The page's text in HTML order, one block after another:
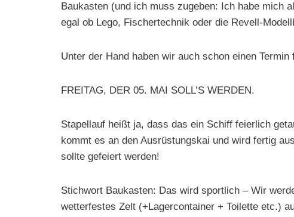
Baukasten (und ich muss zugeben: Ich habe mich
egal ob Lego, Fischertechnik oder die Revell-
Unter der Hand haben wir auch schon einen Termin
FREITAG, DER 05. MAI SOLL’S WERDEN.
Stapellauf heißt ja, dass das ein Schiff feierlich
kommt es an den Ausrüstungskai und wird fertig
sollte gefeiert werden!
Stichwort Baukasten: Das wird sportlich – Wir
wetterfestes Zelt (+Lagercontainer + Toilette etc.)